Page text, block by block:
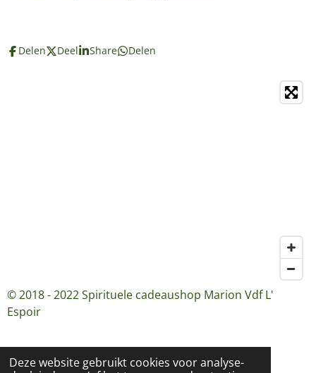
Deze website gebruikt cookies voor analyse-
Delen Deel Share Delen
© 2018 - 2022 Spirituele cadeaushop Marion Vdf L'
Espoir